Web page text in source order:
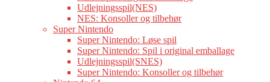
Udlejningsspil(NES)
NES: Konsoller og tilbehør
Super Nintendo
Super Nintendo: Løse spil
Super Nintendo: Spil i original emballage
Udlejningsspil(SNES)
Super Nintendo: Konsoller og tilbehør